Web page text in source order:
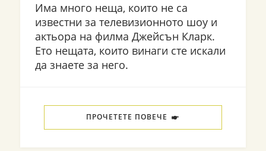
Има много неща, които не са
известни за телевизионното шоу и
актьора на филма Джейсън Кларк.
Ето нещата, които винаги сте искали
да знаете за него.
ПРОЧЕТЕТЕ ПОВЕЧЕ